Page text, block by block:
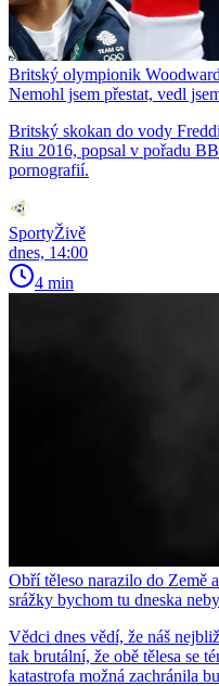
Britský olympionik
Nemohl jsem přestat, vedl
Britský skokan do vody
Riu 2016, popsal v pořadu
pornografií.
SportyŽivě
dnes, 14:00
4 min
Obří těleso narazilo do Země
srážky bychom tu dneska
Vědci dnes vědí, že náš
tak brutální, že obě tělesa se
katastrofa možná zachránila